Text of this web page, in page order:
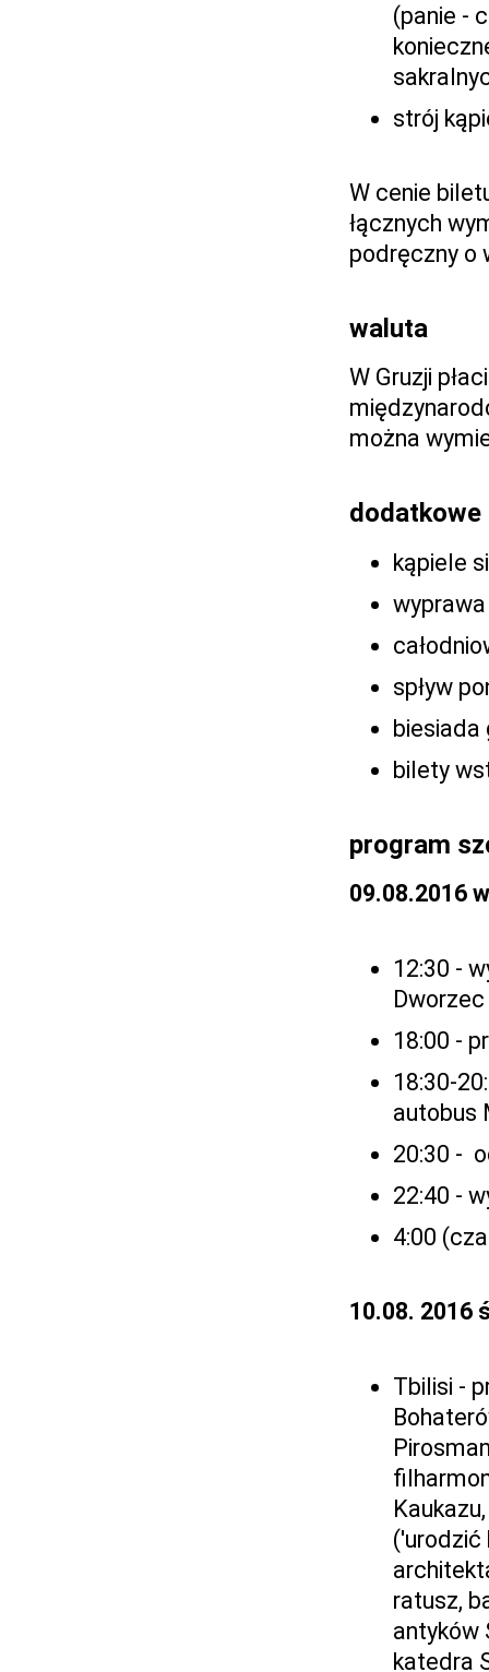
(panie -
strój
W cenie
łącznych
podręczny o
waluta
W Gruzji
można
dodatkowe
kąpiele
spływ
biesiada
bilety
program
09.08.2016
12:30 -
18:00 -
18:30-
autobus
20:30 -
22:40 -
4:00
10.08. 2016
Tbilisi -
('urodzić
ratusz,
antyków
katedra